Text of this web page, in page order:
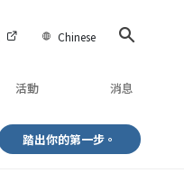
Chinese
活動 消息
踏出你的第一步。